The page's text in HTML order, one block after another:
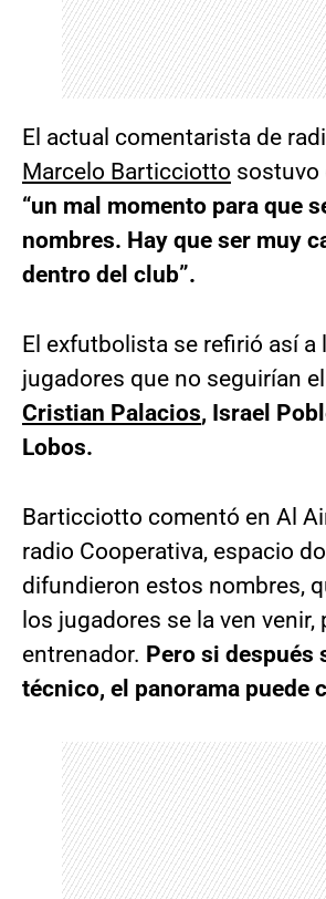
El actual comentarista de
Marcelo Barticciotto sostuvo
“un mal momento para que
nombres. Hay que ser muy
dentro del club”.
El exfutbolista se refirió así a
jugadores que no seguirían
Cristian Palacios, Israel
Lobos.
Barticciotto comentó en Al
radio Cooperativa, espacio
difundieron estos nombres,
los jugadores se la ven venir,
entrenador. Pero si después
técnico, el panorama puede